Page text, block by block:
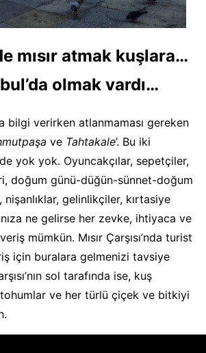
mısır atmak kuşlara…
olmak vardı…
bilgi verirken atlanmaması gereken
ve Tahtakale’. Bu iki
yok yok. Oyuncakçılar, sepetçiler,
doğum günü-düğün-sünnet-doğum
nişanlıklar, gelinlikçiler, kırtasiye
ne gelirse her zevke, ihtiyaca ve
mümkün. Mısır Çarşısı’nda turist
için buralara gelmenizi tavsiye
sol tarafında ise, kuş
tohumlar ve her türlü çiçek ve bitkiyi